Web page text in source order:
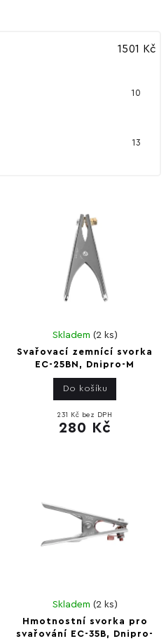
1501 Kč
10
13
Svařovací zemnící svorka
EC-25BN, Dnipro-M
Skladem (2 ks)
231 Kč bez DPH
280 Kč
Do košíku
Hmotnostní svorka pro
svařování EC-35B, Dnipro-
Skladem (2 ks)